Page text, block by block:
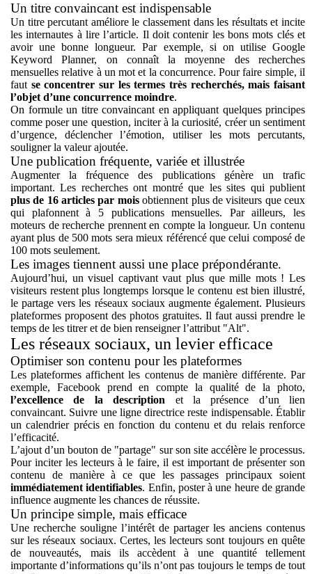
Un titre convaincant est indispensable
Un titre percutant améliore le classement dans les résultats et incite
les internautes à lire l’article. Il doit contenir les bons mots clés et
avoir une bonne longueur. Par exemple, si on utilise Google
Keyword Planner, on connaît la moyenne des recherches
mensuelles relative à un mot et la concurrence. Pour faire simple, il
faut se concentrer sur les termes très recherchés, mais faisant
l’objet d’une concurrence moindre.
On formule un titre convaincant en appliquant quelques principes
comme poser une question, inciter à la curiosité, créer un sentiment
d’urgence, déclencher l’émotion, utiliser les mots percutants,
souligner la valeur ajoutée.
Une publication fréquente, variée et illustrée
Augmenter la fréquence des publications génère un trafic
important. Les recherches ont montré que les sites qui publient
plus de 16 articles par moisobtiennent plus de visiteurs que ceux
qui plafonnent à 5 publications mensuelles. Par ailleurs, les
moteurs de recherche prennent en compte la longueur. Un contenu
ayant plus de 500 mots sera mieux référencé que celui composé de
100 mots seulement.
Les images tiennent aussi une place prépondérante.
Aujourd’hui, un visuel captivant vaut plus que mille mots ! Les
visiteurs restent plus longtemps lorsque le contenu est bien illustré,
le partage vers les réseaux sociaux augmente également. Plusieurs
plateformes proposent des photos gratuites. Il faut aussi prendre le
temps de les titrer et de bien renseigner l’attribut "Alt".
Les réseaux sociaux, un levier efficace
Optimiser son contenu pour les plateformes
Les plateformes affichent les contenus de manière différente. Par
exemple, Facebook prend en compte la qualité de la photo,
l’excellence de la description et la présence d’un lien
convaincant. Suivre une ligne directrice reste indispensable. Établir
un calendrier précis en fonction du contenu et du relais renforce
l’efficacité.
L’ajout d’un bouton de "partage" sur son site accélère le processus.
Pour inciter les lecteurs à le faire, il est important de présenter son
contenu de manière à ce que les passages principaux soient
immédiatement identifiables. Enfin, poster à une heure de grande
influence augmente les chances de réussite.
Un principe simple, mais efficace
Une recherche souligne l’intérêt de partager les anciens contenus
sur les réseaux sociaux. Certes, les lecteurs sont toujours en quête
de nouveautés, mais ils accèdent à une quantité tellement
importante d’informations qu’ils n’ont pas toujours le temps de tout